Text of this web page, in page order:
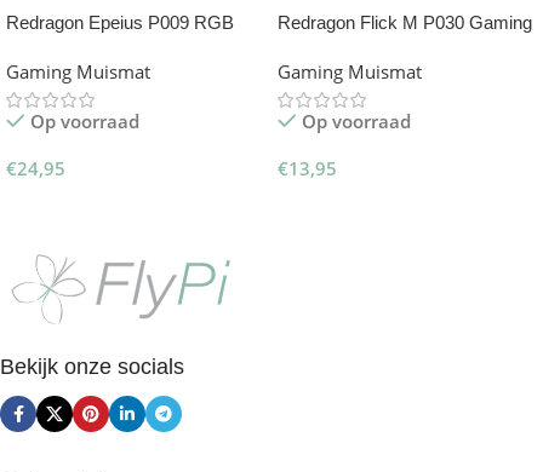
Redragon Epeius P009 RGB
Gaming Muismat
Op voorraad
€24,95
Redragon Flick M P030 Gaming
Gaming Muismat
Op voorraad
€13,95
Bekijk onze socials